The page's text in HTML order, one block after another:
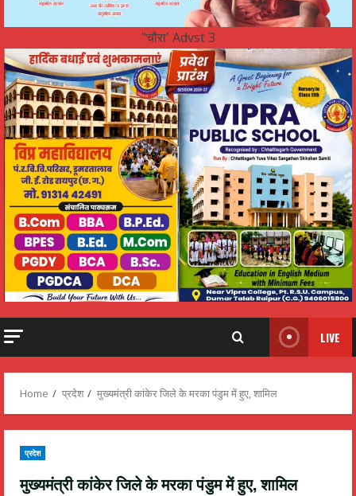
"चौरा' Advst 3
LIVE
Home प्रदेश मुख्यमंत्री कांकेर जिले के मरका पंडुम में हुए, शामिल
प्रदेश
मुख्यमंत्री कांकेर जिले के मरका पंडुम में हुए, शामिल